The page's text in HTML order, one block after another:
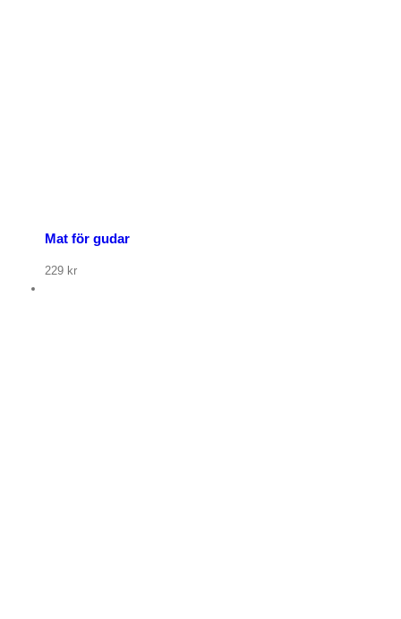
Mat för gudar
229 kr